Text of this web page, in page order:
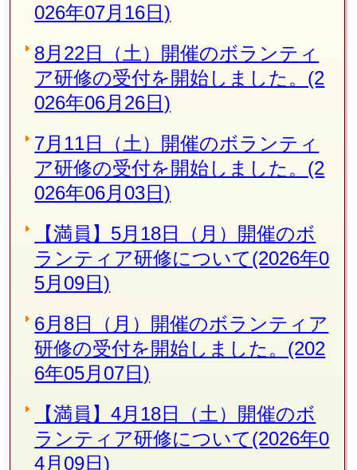
026年07月16日)
8月22日（土）開催のボランティ
ア研修の受付を開始しました。(2
026年06月26日)
7月11日（土）開催のボランティ
ア研修の受付を開始しました。(2
026年06月03日)
【満員】5月18日（月）開催のボ
ランティア研修について(2026年0
5月09日)
6月8日（月）開催のボランティア
研修の受付を開始しました。(202
6年05月07日)
【満員】4月18日（土）開催のボ
ランティア研修について(2026年0
4月09日)